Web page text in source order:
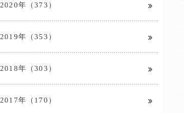
2020年（373）
2019年（353）
2018年（303）
2017年（170）